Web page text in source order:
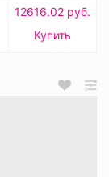
12616.02 руб.
Купить